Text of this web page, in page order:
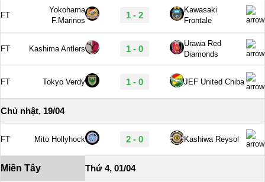
FT
Yokohama
F.Marinos
1 - 2
Kawasaki
Frontale
FT Kashima Antlers 1 - 0
Urawa Red
Diamonds
FT Tokyo Verdy 1 - 0 JEF United Chiba
Chủ nhật, 19/04
FT Mito Hollyhock 2 - 0 Kashiwa Reysol
Miền Tây Thứ 4, 01/04